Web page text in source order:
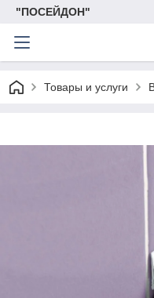
"ПОСЕЙДОН"
Товары и услуги